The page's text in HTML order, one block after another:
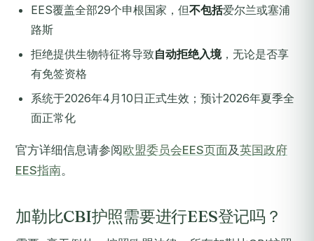
EES覆盖全部29个申根国家，但不包括爱尔兰或塞浦
路斯
拒绝提供生物特征将导致自动拒绝入境，无论是否享
有免签资格
系统于2026年4月10日正式生效；预计2026年夏季全
面正常化
官方详细信息请参阅欧盟委员会EES页面及英国政府
EES指南。
加勒比CBI护照需要进行EES登记吗？